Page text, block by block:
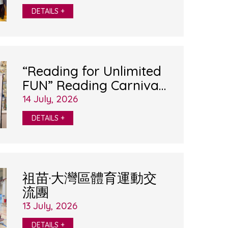
會DETAILS +
“Reading for Unlimited
FUN” Reading Carnival
& Chinese Culture Day
2026
14 July, 2026
DETAILS +
祖苗·大灣區體育運動交
流團
13 July, 2026
DETAILS +